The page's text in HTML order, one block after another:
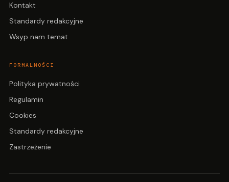
Kontakt
Standardy redakcyjne
Wsyp nam temat
FORMALNOŚCI
Polityka prywatności
Regulamin
Cookies
Standardy redakcyjne
Zastrzeżenie